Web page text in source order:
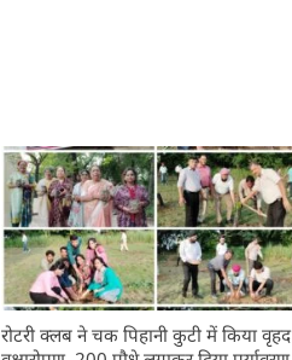
रोटरी क्लब ने चक पिहानी कुटी में किया वृहद